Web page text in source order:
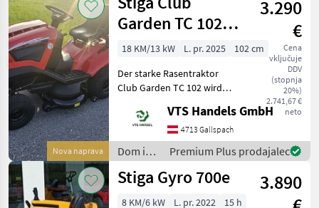
Stiga
Nova naprava
Garden TC 102 H
SE
3.290
€
Cena
vključuje
DDV
(stopnja
20%)
2.741,67 €
neto
18 KM/13 kW L. pr. 2025
102 cm
Der starke Rasentraktor
Club Garden TC 102 wird
STIGA ST 550 Motor
angetrieben. Das 2-Messer-
Mähdeck mit einer
Schnittbreite von 102 cm
kann p
VTS Handels GmbH
4713 Gallspach
Dom in
vrt /
Stiga
Premium Plus prodajalec
Stiga Gyro 700e
3.890
8 KM/6 kW L. pr. 2022 15 h